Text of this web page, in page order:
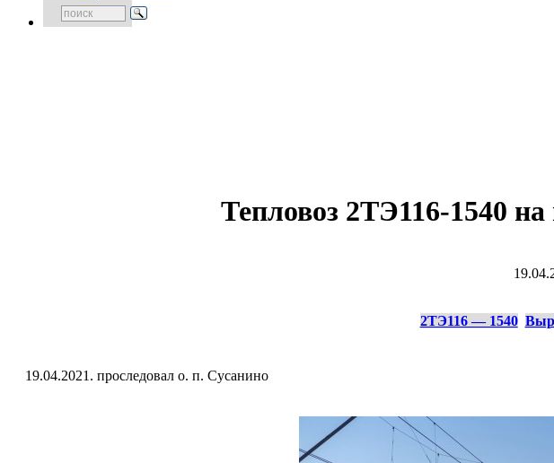
Тепловоз 2ТЭ116-1540
2ТЭ116 — 1540
19.04.2021. проследовал о. п. Сусанино